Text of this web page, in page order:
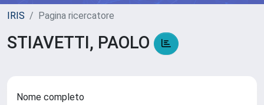
IRIS Pagina ricercatore
STIAVETTI, PAOLO
Nome completo